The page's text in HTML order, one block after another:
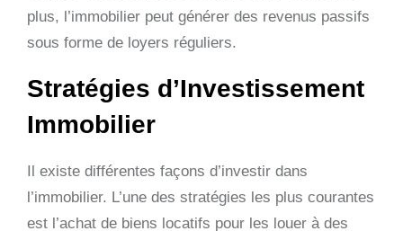
plus, l’immobilier peut générer des revenus passifs
sous forme de loyers réguliers.
Stratégies d’Investissement
Immobilier
Il existe différentes façons d’investir dans
l’immobilier. L’une des stratégies les plus courantes
est l’achat de biens locatifs pour les louer à des